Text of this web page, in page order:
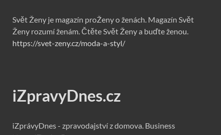
Svět Ženy je magazín proŽeny o ženách. Magazín Svět
Ženy rozumí ženám. Čtěte Svět Ženy a buďte ženou.
https://svet-zeny.cz/moda-a-styl/
iZpravyDnes.cz
iZprávyDnes - zpravodajství z domova. Business